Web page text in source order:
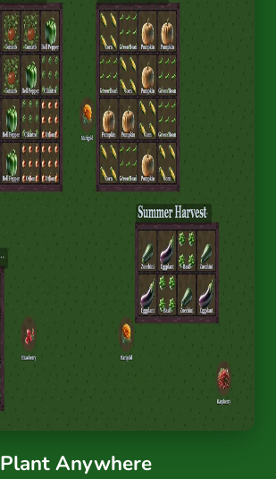
Plant Anywhere